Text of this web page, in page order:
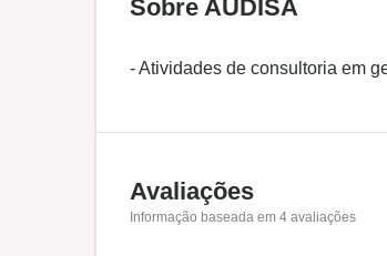
Sobre AUDISA
- Atividades de consultoria em
Avaliações
Informação baseada em 4 avaliações